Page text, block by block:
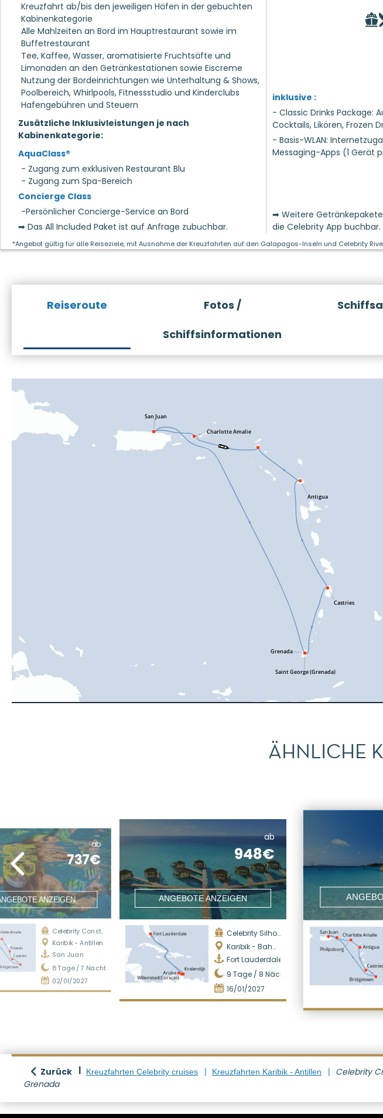
Kreuzfahrt ab/bis den jeweiligen Häfen in der gebuchten
Kabinenkategorie
Alle Mahlzeiten an Bord im Hauptrestaurant sowie im
Buffetrestaurant
Tee, Kaffee, Wasser, aromatisierte Fruchtsäfte und
Limonaden an den Getränkestationen sowie Eiscreme
Nutzung der Bordeinrichtungen wie Unterhaltung & Shows,
Poolbereich, Whirlpools, Fitnessstudio und Kinderclubs
Hafengebühren und Steuern
Zusätzliche Inklusivleistungen je nach
Kabinenkategorie:
AquaClass®
- Zugang zum exklusiven Restaurant Blu
- Zugang zum Spa-Bereich
Concierge Class
-Persönlicher Concierge-Service an Bord
➡ Das All Included Paket ist auf Anfrage zubuchbar.
inklusive :
- Classic Drinks Package:
Cocktails, Likören, Frozen
- Basis-WLAN:
Messaging-Apps (1 Gerät
➡ Weitere
die Celebrity App buchbar.
*Angebot gültig für alle Reiseziele, mit Ausnahme der Kreuzfahrten auf den Galapagos-Inseln und Celebrity
Reiseroute
Fotos /
Schiffsinformationen
ÄHNLICHE
ab
737€
ANZEIGEN
Celebrity Constellation
Karibik - Antillen
San Juan
8Tage /7 Nächte
02/01/2027
ab
948€
ANGEBOTE ANZEIGEN
Celebrity Silhouette
Karibik - Bahamas
Fort Lauderdale
9 Tage / 8 Nächte
16/01/2027
Zurück Kreuzfahrten Celebrity cruises Kreuzfahrten Karibik - Antillen Celebrity
Grenada